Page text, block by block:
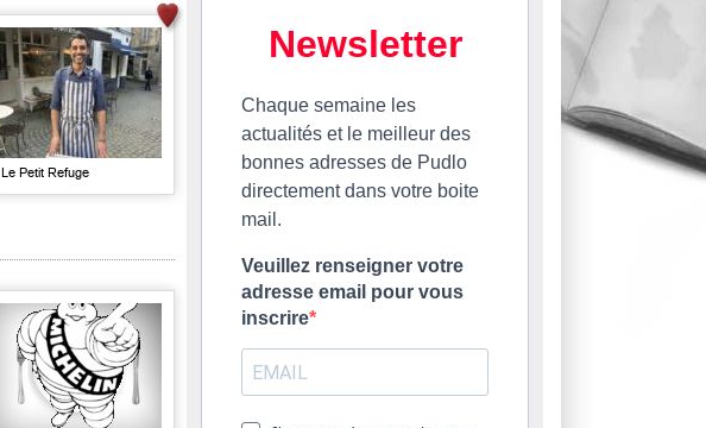
Le Petit Refuge
Newsletter
Chaque semaine les
actualités et le meilleur des
bonnes adresses de Pudlo
directement dans votre boite
mail.
Veuillez renseigner votre
adresse email pour vous
inscrire